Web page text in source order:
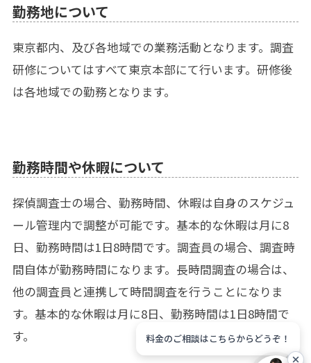
勤務地について
東京都内、及び各地域での業務活動となります。調査
研修についてはすべて東京本部にて行います。研修後
は各地域での勤務となります。
勤務時間や休暇について
探偵調査士の場合、勤務時間、休暇は自身のスケジュ
ール管理内で調整が可能です。基本的な休暇は月に8
日、勤務時間は1日8時間です。調査員の場合、調査時
間自体が勤務時間になります。長時間調査の場合は、
他の調査員と連携して時間調査を行うことになりま
す。基本的な休暇は月に8日、勤務時間は1日8時間で
す。
料金のご相談はこちらからどうぞ！